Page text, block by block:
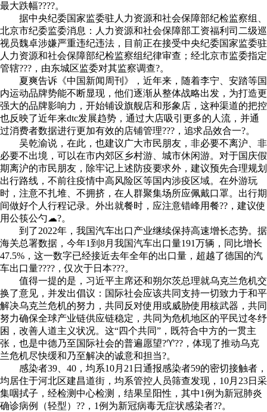
最大跌幅????。
据中央纪委国家监委驻人力资源和社会保障部纪检监察组、
北京市纪委监委消息：人力资源和社会保障部工资福利司二级巡
视员魏卓涉嫌严重违纪违法，目前正在接受中央纪委国家监委驻
人力资源和社会保障部纪检监察组纪律审查；经北京市监委指定
管辖???，由东城区监委对其监察调查?。
夏爽告诉《中国新闻周刊》，近年来，随着李宁、安踏等国
内运动品牌势能不断显现，他们逐渐从整体战略出发，为打造更
强大的品牌影响力，开始铺设旗舰店和形象店，这种渠道的把控
也反映了近年来dtc发展趋势，通过大店吸引更多的人流，并通
过消费者数据进行更加有效的店铺管理???，追求品效合一?。
吴乾渝说，在此，也建议广大市民朋友，非必要不离沪、非
必要不出境，可以在市内郊区乡村游、城市休闲游。对于国庆假
期离沪的市民朋友，除牢记上述防疫要求外，建议预先合理规划
出行路线，不前往疫情中高风险区等国内涉疫区域。在外游玩
时，注意不扎堆、不拥挤，在人群聚集场所应佩戴口罩。出行期
间做好个人行程记录。外出就餐时，应注意错峰用餐??，建议使
用公筷公勺☁?。
到了2022年，我国汽车出口产业继续保持高速增长态势。据
海关总署数据，今年1到8月我国汽车出口量191万辆，同比增长
47.5%，这一数字已经接近去年全年的出口量，超越了德国的汽
车出口量????，仅次于日本???。
值得一提的是，习近平主席还和朔尔茨总理就乌克兰危机交
换了意见，并发出倡议：国际社会应该共同支持一切致力于和平
解决乌克兰危机的努力，共同反对使用或威胁使用核武器，共同
努力确保全球产业链供应链稳定，共同为危机地区的平民过冬纾
困，改善人道主义状况。这“四个共同”，既符合中方的一贯主
张，也是中德乃至国际社会的普遍愿望?♈??，体现了推动乌克
兰危机尽快缓和乃至解决的诚意和担当?。
感染者39、40，均系10月21日通报感染者59的密切接触者，
均居住于河北区建昌道街，均系管控人员筛查发现，10月23日采
集咽拭子，经检测中心检测，结果呈阳性，其中1例为新冠肺炎
确诊病例（轻型）??，1例为新冠病毒无症状感染者??。